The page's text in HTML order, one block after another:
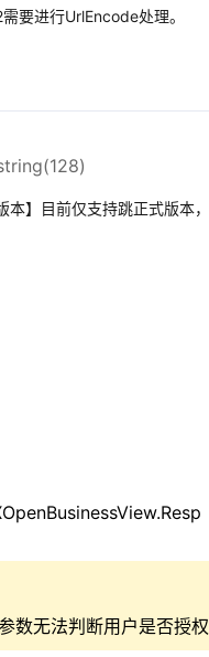
要进行UrlEncode处理。
本】目前仅支持跳正式版
数无法判断用户是否授